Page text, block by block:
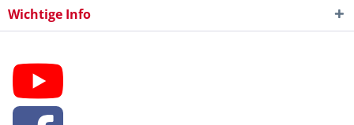
Wichtige Info